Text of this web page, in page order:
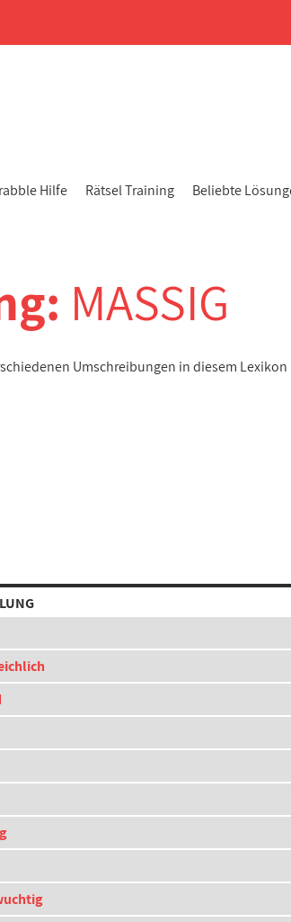
Hilfe Rätsel Training Beliebte
MASSIG
Umschreibungen in diesem Lexikon